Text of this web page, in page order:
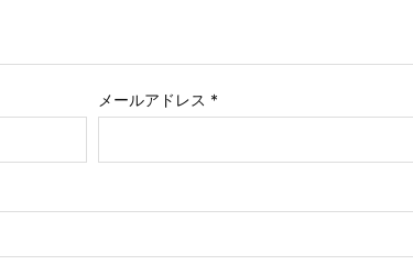
メールアドレス *